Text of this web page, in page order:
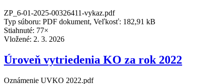
ZP_6-01-2025-00326411-vykaz.pdf
Typ súboru: PDF dokument, Veľkosť: 182,91 kB
Stiahnuté: 77×
Vložené: 2. 3. 2026
Úroveň vytriedenia KO za rok 2022
Oznámenie UVKO 2022.pdf